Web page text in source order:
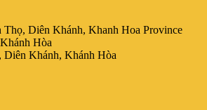
Thọ, Diên Khánh, Khanh Hoa Province
Hòa
Khánh, Khánh Hòa